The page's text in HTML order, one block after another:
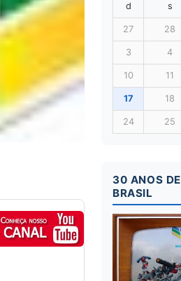
d s
27 28
3 4
10 11
17 18
24 25
30 ANOS
BRASIL